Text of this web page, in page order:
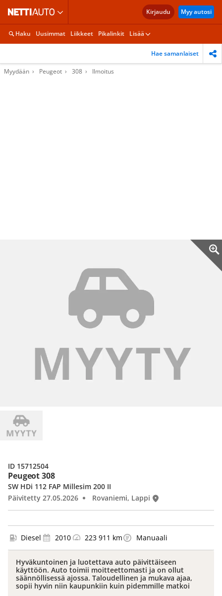
Kirjaudu Myy autosi
Haku Uusimmat Liikkeet Pikalinkit Lisää
Hae samanlaiset
Myydään Peugeot 308 Ilmoitus
Peugeot 308
SW HDi 112 FAP Millesim 200 II
Päivitetty 27.05.2026
Rovaniemi, Lappi
ID 15712504
Diesel 2010 223 911 km Manuaali
Hyväkuntoinen ja luotettava auto päivittäiseen
käyttöön. Auto toimii moitteettomasti ja on ollut
säännöllisessä ajossa. Taloudellinen ja mukava ajaa,
sopii hyvin niin kaupunkiin kuin pidemmille matkoi